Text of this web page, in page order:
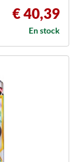
€ 40,39
En stock